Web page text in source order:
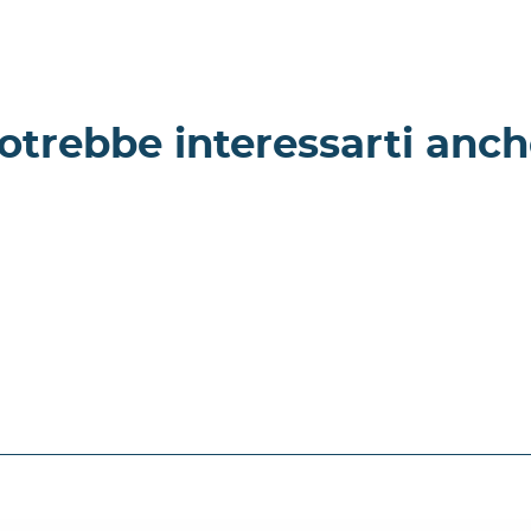
interessarti